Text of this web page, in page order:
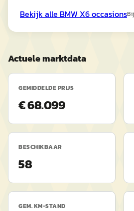
Bekijk alle BMW X6occasions
Actuele marktdata
GEMIDDELDE PRIJS
€ 68.099
BESCHIKBAAR
58
GEM. KM-STAND